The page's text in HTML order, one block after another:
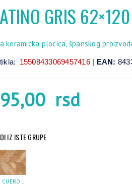
GRIS 62×120
keramicka plocica, španskog
15508433069457416| EAN:
rsd
IZ ISTE GRUPE
PALATINO CUERO 62×120